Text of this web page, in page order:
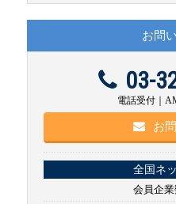
お問
03-
電話受付｜
お
全国ネ
会員企